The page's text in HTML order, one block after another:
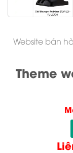
Website bán
Theme